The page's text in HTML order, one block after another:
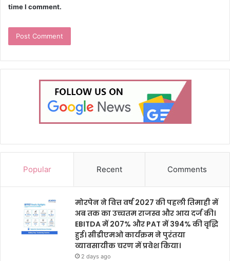
time I comment.
Popular Recent Comments
मोरपेन ने वित्त वर्ष 2027 की पहली तिमाही में
अब तक का उच्चतम राजस्व और आय दर्ज की।
EBITDA में 207% और PAT में 394% की वृद्धि
हुई। सीडीएमओ कार्यक्रम ने पुरंतया
व्यावसायीक चरण में प्रवेश किया।
2 days ago